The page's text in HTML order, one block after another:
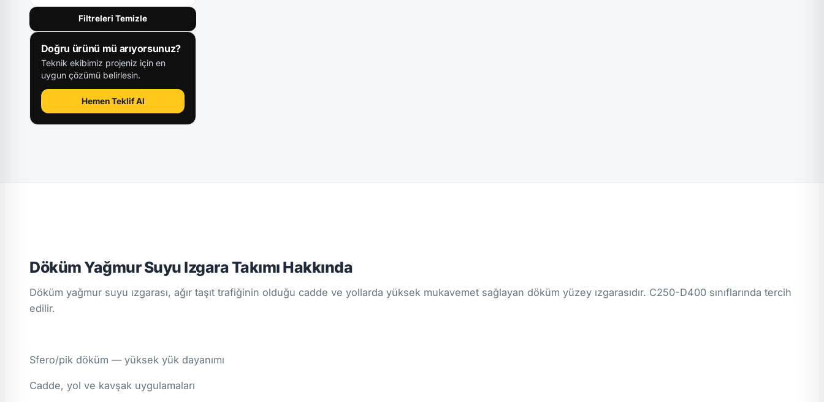
Filtreleri Temizle
Doğru ürünü mü arıyorsunuz?
Teknik ekibimiz projeniz için en
uygun çözümü belirlesin.
Hemen Teklif Al
Döküm Yağmur Suyu Izgara Takımı Hakkında
Döküm yağmur suyu ızgarası, ağır taşıt trafiğinin olduğu cadde ve yollarda yüksek mukavemet sağlayan döküm yüzey ızgarasıdır. C250-D400 sınıflarında tercih
edilir.
Sfero/pik döküm — yüksek yük dayanımı
Cadde, yol ve kavşak uygulamaları